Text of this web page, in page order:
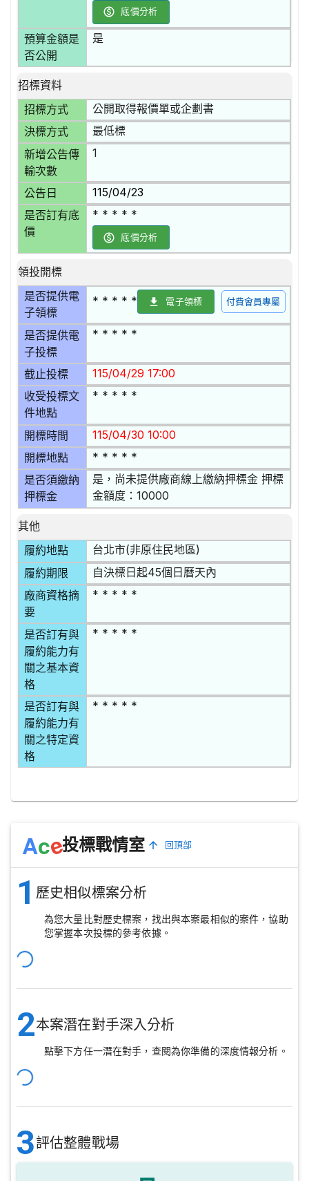
底價分析
預算金額是
否公開
是
招標資料
招標方式
公開取得報價單或企劃書
決標方式 最低標
新增公告傳
輸次數
1
公告日 115/04/23
是否訂有底
價
* * * * *
底價分析
領投開標
是否提供電
子領標
* * * * * 電子領標 付費會員專屬
是否提供電
子投標
* * * * *
截止投標 115/04/29 17:00
收受投標文
件地點
* * * * *
開標時間 115/04/30 10:00
開標地點 * * * * *
是否須繳納
押標金
是，尚未提供廠商線上繳納押標金 押標
金額度：10000
其他
履約地點
台北市(非原住民地區)
履約期限 自決標日起45個日曆天內
廠商資格摘
要
* * * * *
是否訂有與
履約能力有
關之基本資
格
* * * * *
是否訂有與
履約能力有
關之特定資
格
* * * * *
Ace投標戰情室 回頂部
1 歷史相似標案分析
為您大量比對歷史標案，找出與本案最相似的案件，協助
您掌握本次投標的參考依據。
2本案潛在對手深入分析
點擊下方任一潛在對手，查閱為你準備的深度情報分析。
3評估整體戰場